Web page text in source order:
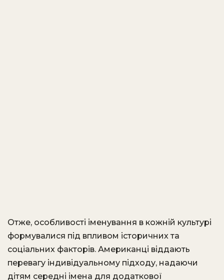
Отже, особливості іменування в кожній культурі
формувалися під впливом історичних та
соціальних факторів. Американці віддають
перевагу індивідуальному підходу, надаючи
дітям середні імена для додаткової